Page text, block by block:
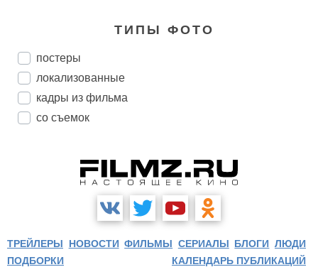
ТИПЫ ФОТО
постеры
локализованные
кадры из фильма
со съемок
ТРЕЙЛЕРЫ НОВОСТИ ФИЛЬМЫ СЕРИАЛЫ БЛОГИ ЛЮДИ
ПОДБОРКИ
КАЛЕНДАРЬ ПУБЛИКАЦИЙ